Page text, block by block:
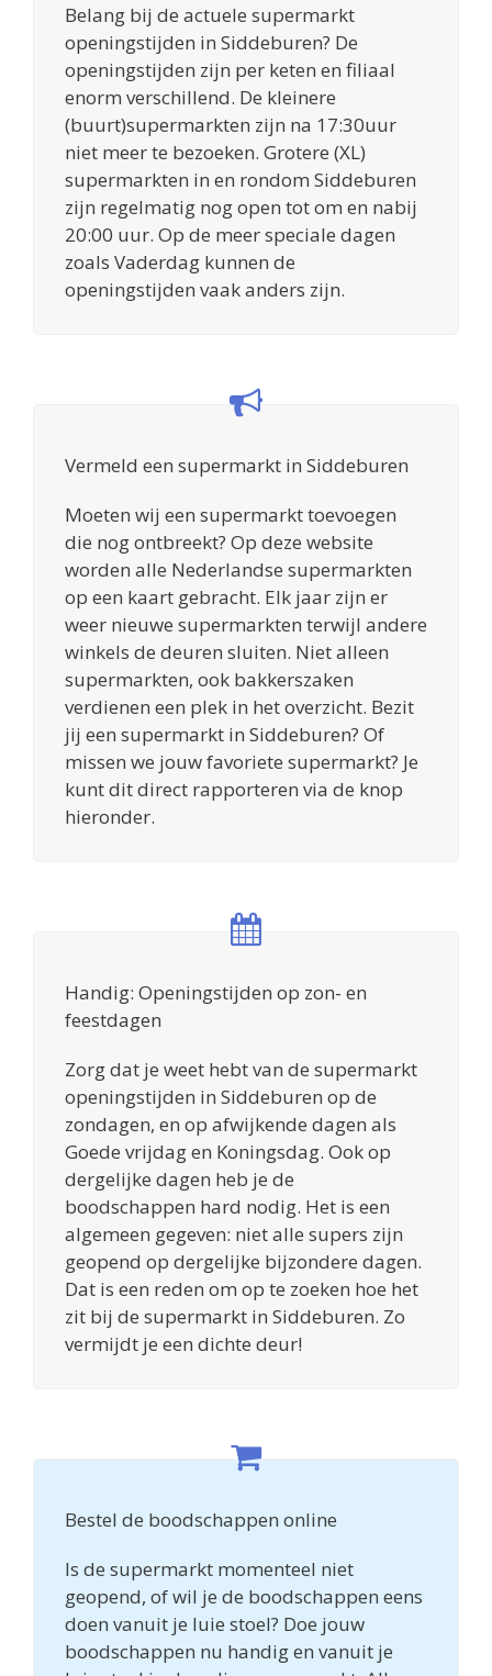
Belang bij de actuele supermarkt
openingstijden in Siddeburen? De
openingstijden zijn per keten en filiaal
enorm verschillend. De kleinere
(buurt)supermarkten zijn na 17:30uur
niet meer te bezoeken. Grotere (XL)
supermarkten in en rondom Siddeburen
zijn regelmatig nog open tot om en nabij
20:00 uur. Op de meer speciale dagen
zoals Vaderdag kunnen de
openingstijden vaak anders zijn.
Vermeld een supermarkt in Siddeburen
Moeten wij een supermarkt toevoegen
die nog ontbreekt? Op deze website
worden alle Nederlandse supermarkten
op een kaart gebracht. Elk jaar zijn er
weer nieuwe supermarkten terwijl andere
winkels de deuren sluiten. Niet alleen
supermarkten, ook bakkerszaken
verdienen een plek in het overzicht. Bezit
jij een supermarkt in Siddeburen? Of
missen we jouw favoriete supermarkt? Je
kunt dit direct rapporteren via de knop
hieronder.
Handig: Openingstijden op zon- en
feestdagen
Zorg dat je weet hebt van de supermarkt
openingstijden in Siddeburen op de
zondagen, en op afwijkende dagen als
Goede vrijdag en Koningsdag. Ook op
dergelijke dagen heb je de
boodschappen hard nodig. Het is een
algemeen gegeven: niet alle supers zijn
geopend op dergelijke bijzondere dagen.
Dat is een reden om op te zoeken hoe het
zit bij de supermarkt in Siddeburen. Zo
vermijdt je een dichte deur!
Bestel de boodschappen online
Is de supermarkt momenteel niet
geopend, of wil je de boodschappen eens
doen vanuit je luie stoel? Doe jouw
boodschappen nu handig en vanuit je